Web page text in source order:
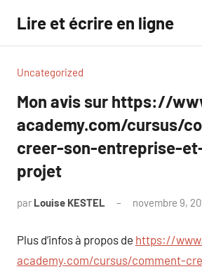
contenu
Lire et écrire en ligne
Uncategorized
Mon avis sur https://
academy.com/cursus/
creer-son-entreprise-
projet
par Louise KESTEL novembre 9,
Plus d’infos à propos de https://
academy.com/cursus/comment-